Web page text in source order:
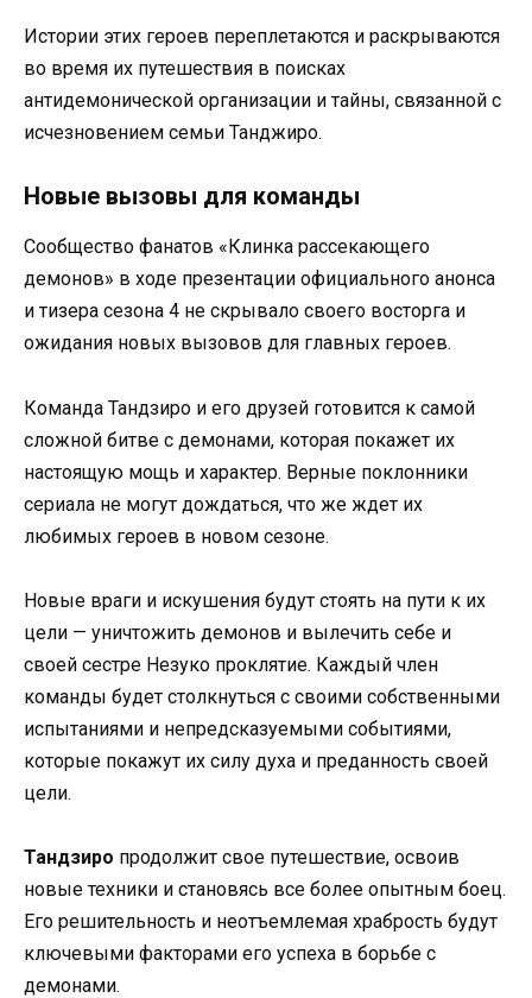
Истории этих героев переплетаются и раскрываются
во время их путешествия в поисках
антидемонической организации и тайны, связанной с
исчезновением семьи Танджиро.
Новые вызовы для команды
Сообщество фанатов «Клинка рассекающего
демонов» в ходе презентации официального анонса
и тизера сезона 4 не скрывало своего восторга и
ожидания новых вызовов для главных героев.
Команда Тандзиро и его друзей готовится к самой
сложной битве с демонами, которая покажет их
настоящую мощь и характер. Верные поклонники
сериала не могут дождаться, что же ждет их
любимых героев в новом сезоне.
Новые враги и искушения будут стоять на пути к их
цели — уничтожить демонов и вылечить себе и
своей сестре Незуко проклятие. Каждый член
команды будет столкнуться с своими собственными
испытаниями и непредсказуемыми событиями,
которые покажут их силу духа и преданность своей
цели.
Тандзиро продолжит свое путешествие, освоив
новые техники и становясь все более опытным боец.
Его решительность и неотъемлемая храбрость будут
ключевыми факторами его успеха в борьбе с
демонами.